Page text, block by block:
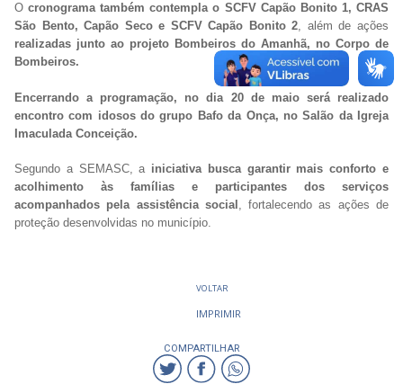
Ocronograma também contempla o SCFV Capão Bonito 1, CRAS
São Bento, Capão Seco e SCFV Capão Bonito 2, além de ações
realizadas junto ao projeto Bombeiros do Amanhã, no Corpo de
Bombeiros.
Encerrando a programação, no dia 20 de maio será realizado
encontro com idosos do grupo Bafo da Onça, no Salão da Igreja
Imaculada Conceição.
Segundo a SEMASC, a iniciativa busca garantir mais conforto e
acolhimento às famílias e participantes dos serviços
acompanhados pela assistência social , fortalecendo as ações de
proteção desenvolvidas no município.
VOLTAR
IMPRIMIR
COMPARTILHAR